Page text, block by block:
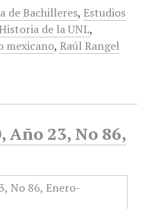
de Bachilleres, Estudios
Historia de la UNL,
mexicano, Raúl Rangel
Año 23, No 86,